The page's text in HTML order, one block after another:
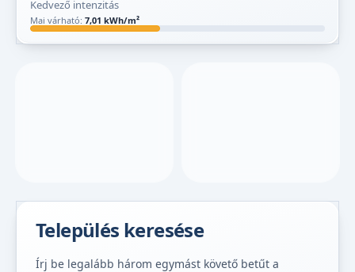
Kedvező intenzitás
Mai várható: 7,01 kWh/m²
Település keresése
Írj be legalább három egymást követő betűt a